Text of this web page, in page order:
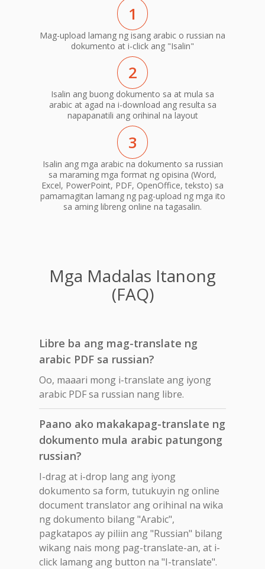
1
Mag-upload lamang ng isang arabic o russian na
dokumento at i-click ang "Isalin"
2
Isalin ang buong dokumento sa at mula sa
arabic at agad na i-download ang resulta sa
napapanatili ang orihinal na layout
3
Isalin ang mga arabic na dokumento sa russian
sa maraming mga format ng opisina (Word,
Excel, PowerPoint, PDF, OpenOffice, teksto) sa
pamamagitan lamang ng pag-upload ng mga ito
sa aming libreng online na tagasalin.
Mga Madalas Itanong
(FAQ)
Libre ba ang mag-translate ng
arabic PDF sa russian?
Oo, maaari mong i-translate ang iyong
arabic PDF sa russian nang libre.
Paano ako makakapag-translate ng
dokumento mula arabic patungong
russian?
I-drag at i-drop lang ang iyong
dokumento sa form, tutukuyin ng online
document translator ang orihinal na wika
ng dokumento bilang "Arabic",
pagkatapos ay piliin ang "Russian" bilang
wikang nais mong pag-translate-an, at i-
click lamang ang button na "I-translate".